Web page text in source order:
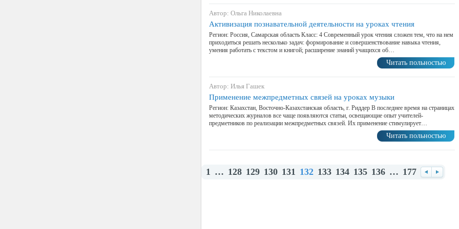
Автор: Ольга Николаевна
Активизация познавательной деятельности на уроках чтения
Регион: Россия, Самарская область Класс: 4 Современный урок чтения сложен тем, что на нем
приходиться решать несколько задач: формирование и совершенствование навыка чтения,
умения работать с текстом и книгой; расширение знаний учащихся об…
Читать польностью
Автор: Илья Гашек
Применение межпредметных связей на уроках музыки
Регион: Казахстан, Восточно-Казахстанская область, г. Риддер В последнее время на страницах
методических журналов все чаще появляются статьи, освещающие опыт учителей-
предметников по реализации межпредметных связей. Их применение стимулирует…
Читать польностью
1 … 128 129 130 131 132 133 134 135 136 … 177